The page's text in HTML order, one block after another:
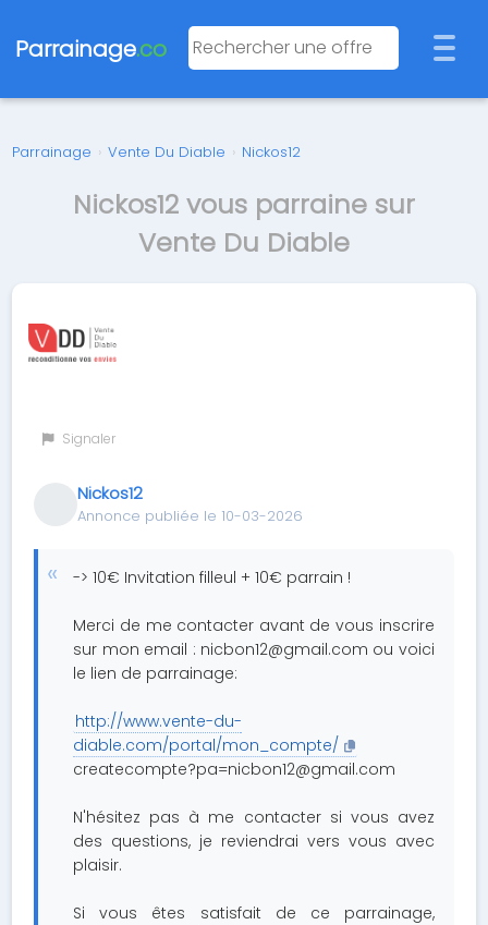
Parrainage.co
Parrainage › Vente Du Diable › Nickos12
Nickos12 vous parraine sur
Vente Du Diable
Signaler
Nickos12
Annonce publiée le 10-03-2026
-> 10€ Invitation filleul + 10€ parrain !
Merci de me contacter avant de vous inscrire
sur mon email : nicbon12@gmail.com ou voici
le lien de parrainage:
http://www.vente-du-
diable.com/portal/mon_compte/
createcompte?pa=nicbon12@gmail.com
N'hésitez pas à me contacter si vous avez
des questions, je reviendrai vers vous avec
plaisir.
Si vous êtes satisfait de ce parrainage,